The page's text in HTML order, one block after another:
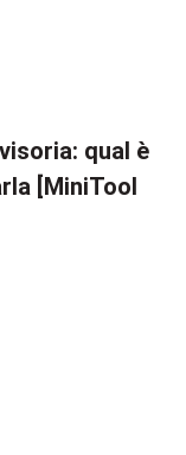
qual è
[MiniTool